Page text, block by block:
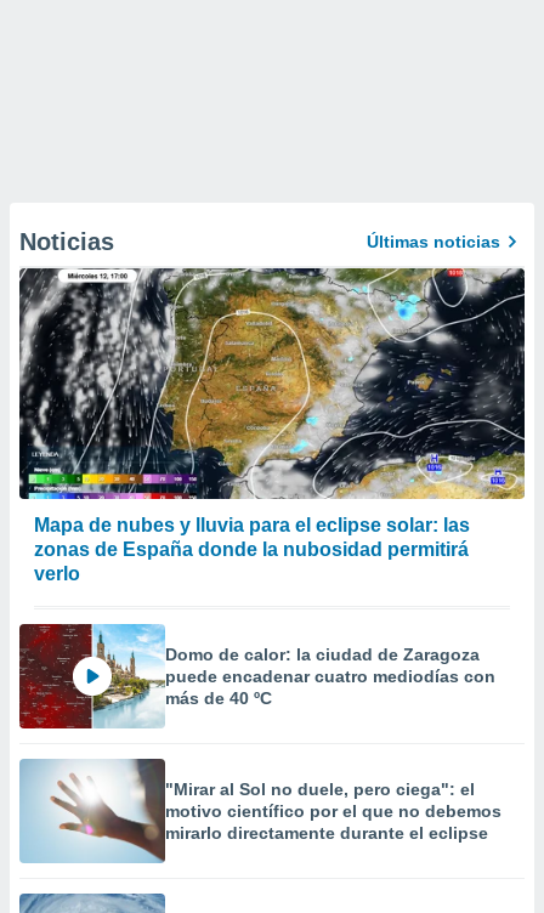
Noticias Últimas noticias
Mapa de nubes y lluvia para el eclipse solar: las
zonas de España donde la nubosidad permitirá
verlo
Domo de calor: la ciudad de Zaragoza
puede encadenar cuatro mediodías con
más de 40 ºC
"Mirar al Sol no duele, pero ciega": el
motivo científico por el que no debemos
mirarlo directamente durante el eclipse